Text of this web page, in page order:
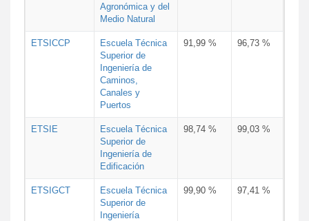
Agronómica y del
Medio Natural
ETSICCP
Escuela Técnica
Superior de
Ingeniería de
Caminos,
Canales y
Puertos
91,99 % 96,73 %
ETSIE
Escuela Técnica
Superior de
Ingeniería de
Edificación
98,74 % 99,03 %
ETSIGCT
Escuela Técnica
Superior de
Ingeniería
99,90 % 97,41 %